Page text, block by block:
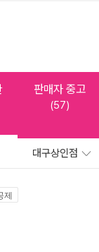
판매자 중고
(57)
대구상인점
제